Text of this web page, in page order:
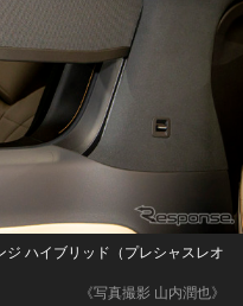
《写真撮影 山内潤也》
ジ ハイブリッド（プレシャスレオ